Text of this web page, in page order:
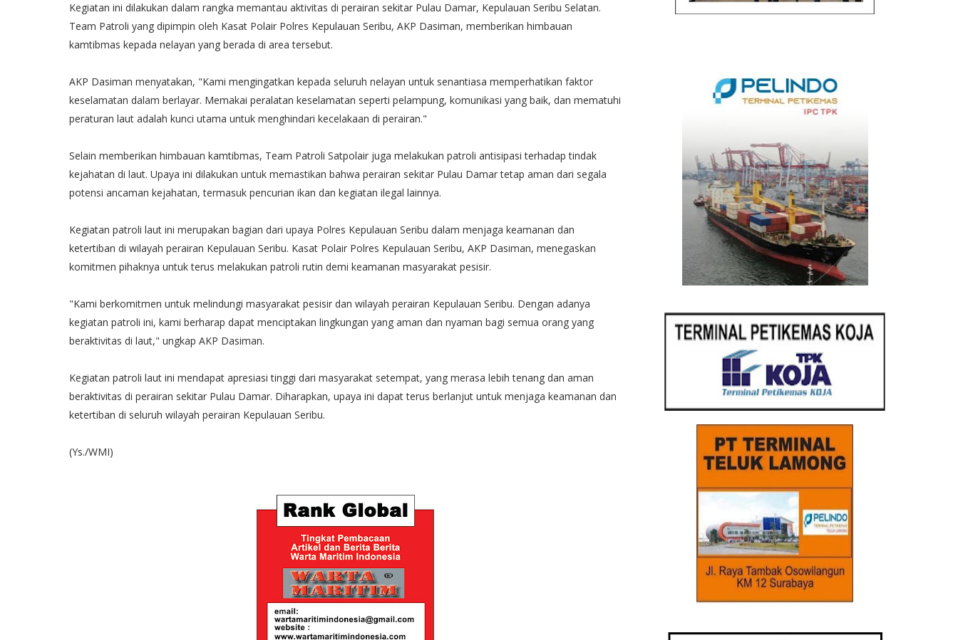
Kegiatan ini dilakukan dalam rangka memantau aktivitas di perairan sekitar Pulau Damar, Kepulauan Seribu Selatan.
Team Patroli yang dipimpin oleh Kasat Polair Polres Kepulauan Seribu, AKP Dasiman, memberikan himbauan
kamtibmas kepada nelayan yang berada di area tersebut.
AKP Dasiman menyatakan, "Kami mengingatkan kepada seluruh nelayan untuk senantiasa memperhatikan faktor
keselamatan dalam berlayar. Memakai peralatan keselamatan seperti pelampung, komunikasi yang baik, dan mematuhi
peraturan laut adalah kunci utama untuk menghindari kecelakaan di perairan."
Selain memberikan himbauan kamtibmas, Team Patroli Satpolair juga melakukan patroli antisipasi terhadap tindak
kejahatan di laut. Upaya ini dilakukan untuk memastikan bahwa perairan sekitar Pulau Damar tetap aman dari segala
potensi ancaman kejahatan, termasuk pencurian ikan dan kegiatan ilegal lainnya.
Kegiatan patroli laut ini merupakan bagian dari upaya Polres Kepulauan Seribu dalam menjaga keamanan dan
ketertiban di wilayah perairan Kepulauan Seribu. Kasat Polair Polres Kepulauan Seribu, AKP Dasiman, menegaskan
komitmen pihaknya untuk terus melakukan patroli rutin demi keamanan masyarakat pesisir.
"Kami berkomitmen untuk melindungi masyarakat pesisir dan wilayah perairan Kepulauan Seribu. Dengan adanya
kegiatan patroli ini, kami berharap dapat menciptakan lingkungan yang aman dan nyaman bagi semua orang yang
beraktivitas di laut," ungkap AKP Dasiman.
Kegiatan patroli laut ini mendapat apresiasi tinggi dari masyarakat setempat, yang merasa lebih tenang dan aman
beraktivitas di perairan sekitar Pulau Damar. Diharapkan, upaya ini dapat terus berlanjut untuk menjaga keamanan dan
ketertiban di seluruh wilayah perairan Kepulauan Seribu.
(Ys./WMI)